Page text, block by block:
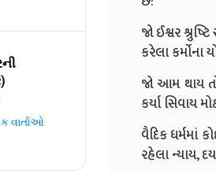
વાર્તાઓ
જો ઈશ્વર
કરેલા
જો આમ થાય
કર્યા સિવાય
વૈદિક ધર્મમાં
રહેલા ન્યાય,